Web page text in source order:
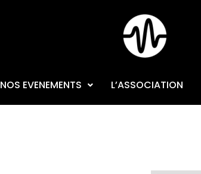
NOS EVENEMENTS L’ASSOCIATION